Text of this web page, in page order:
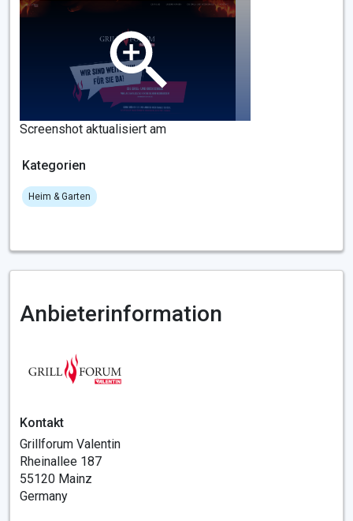
Screenshot aktualisiert am
Kategorien
Heim & Garten
Anbieterinformation
Kontakt
Grillforum Valentin
Rheinallee 187
55120 Mainz
Germany